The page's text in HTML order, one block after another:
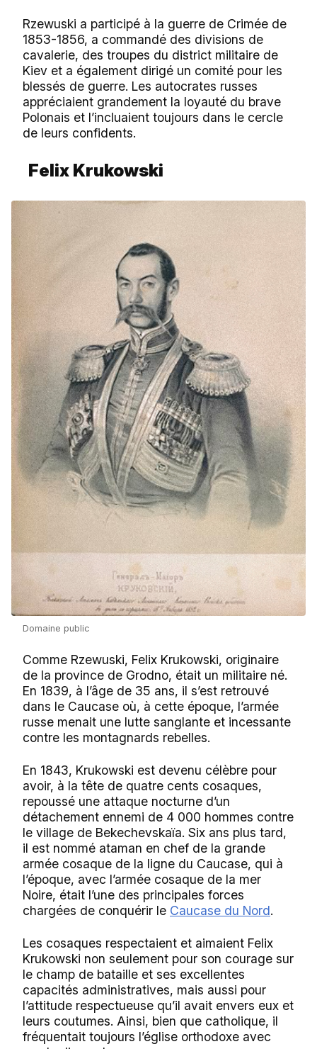
Rzewuski a participé à la guerre de Crimée de
1853-1856, a commandé des divisions de
cavalerie, des troupes du district militaire de
Kiev et a également dirigé un comité pour les
blessés de guerre. Les autocrates russes
appréciaient grandement la loyauté du brave
Polonais et l’incluaient toujours dans le cercle
de leurs confidents.
Felix Krukowski
Domaine public
Comme Rzewuski, Felix Krukowski, originaire
de la province de Grodno, était un militaire né.
En 1839, à l’âge de 35 ans, il s’est retrouvé
dans le Caucase où, à cette époque, l’armée
russe menait une lutte sanglante et incessante
contre les montagnards rebelles.
En 1843, Krukowski est devenu célèbre pour
avoir, à la tête de quatre cents cosaques,
repoussé une attaque nocturne d’un
détachement ennemi de 4 000 hommes contre
le village de Bekechevskaïa. Six ans plus tard,
il est nommé ataman en chef de la grande
armée cosaque de la ligne du Caucase, qui à
l’époque, avec l’armée cosaque de la mer
Noire, était l’une des principales forces
chargées de conquérir le Caucase du Nord.
Les cosaques respectaient et aimaient Felix
Krukowski non seulement pour son courage sur
le champ de bataille et ses excellentes
capacités administratives, mais aussi pour
l’attitude respectueuse qu’il avait envers eux et
leurs coutumes. Ainsi, bien que catholique, il
fréquentait toujours l’église orthodoxe avec